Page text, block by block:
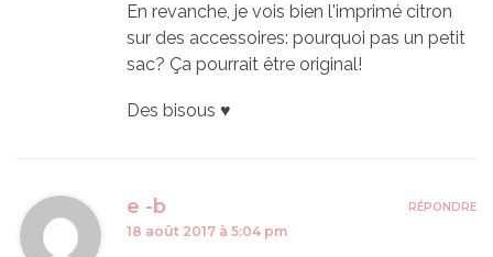
En revanche, je vois bien l'imprimé citron
sur des accessoires: pourquoi pas un petit
sac? Ça pourrait être original!
Des bisous ♥
e -b
18 août 2017 à 5:04 pm
RÉPONDRE